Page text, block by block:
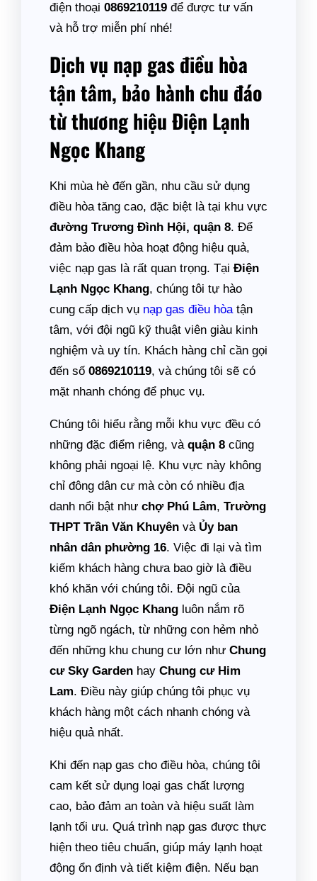
điện thoại 0869210119 để được tư vấn
và hỗ trợ miễn phí nhé!
Dịch vụ nạp gas điều hòa
tận tâm, bảo hành chu đáo
từ thương hiệu Điện Lạnh
Ngọc Khang
Khi mùa hè đến gần, nhu cầu sử dụng
điều hòa tăng cao, đặc biệt là tại khu vực
đường Trương Đình Hội, quận 8. Để
đảm bảo điều hòa hoạt động hiệu quả,
việc nạp gas là rất quan trọng. Tại Điện
Lạnh Ngọc Khang, chúng tôi tự hào
cung cấp dịch vụ nạp gas điều hòatận
tâm, với đội ngũ kỹ thuật viên giàu kinh
nghiệm và uy tín. Khách hàng chỉ cần gọi
đến số 0869210119, và chúng tôi sẽ có
mặt nhanh chóng để phục vụ.
Chúng tôi hiểu rằng mỗi khu vực đều có
những đặc điểm riêng, và quận 8 cũng
không phải ngoại lệ. Khu vực này không
chỉ đông dân cư mà còn có nhiều địa
danh nổi bật như chợ Phú Lâm, Trường
THPT Trần Văn Khuyên và Ủy ban
nhân dân phường 16. Việc đi lại và tìm
kiếm khách hàng chưa bao giờ là điều
khó khăn với chúng tôi. Đội ngũ của
Điện Lạnh Ngọc Khang luôn nắm rõ
từng ngõ ngách, từ những con hẻm nhỏ
đến những khu chung cư lớn như Chung
cư Sky Garden hay Chung cư Him
Lam. Điều này giúp chúng tôi phục vụ
khách hàng một cách nhanh chóng và
hiệu quả nhất.
Khi đến nạp gas cho điều hòa, chúng tôi
cam kết sử dụng loại gas chất lượng
cao, bảo đảm an toàn và hiệu suất làm
lạnh tối ưu. Quá trình nạp gas được thực
hiện theo tiêu chuẩn, giúp máy lạnh hoạt
động ổn định và tiết kiệm điện. Nếu bạn